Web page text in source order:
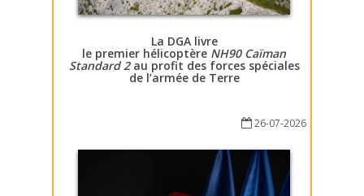
La DGA livre
le premier hélicoptère NH90 Caïman
Standard 2au profit des forces spéciales
de l’armée de Terre
26-07-2026